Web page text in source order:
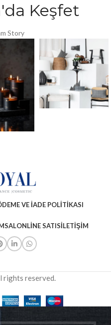
Keşfet
Story
VE İADE POLITIKASI
ONLINE SATISİLETIŞIM
rights reserved.